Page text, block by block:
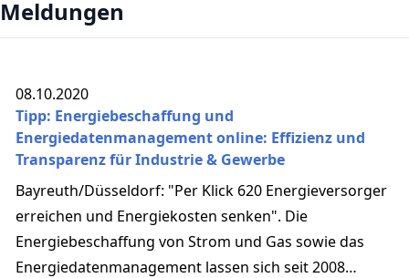
Meldungen
08.10.2020
Tipp: Energiebeschaffung und
Energiedatenmanagement online: Effizienz und
Transparenz für Industrie & Gewerbe
Bayreuth/Düsseldorf: "Per Klick 620 Energieversorger
erreichen und Energiekosten senken". Die
Energiebeschaffung von Strom und Gas sowie das
Energiedatenmanagement lassen sich seit 2008